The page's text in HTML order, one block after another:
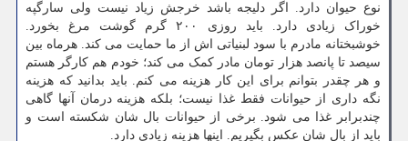
نوع حیوان دارد. اگر دلیجه باشد خرجش زیاد نیست ولی سارگپه
خوراک زیادی دارد. باید روزی ۲۰۰ گرم گوشت مرغ بخورد.
خوشبختانه مادرم با سود لبنیاتی اش از ما حمایت می کند. هرماه بین
سیصد تا پانصد هزار تومان مادر کمک می کند؛ خودم هم کارگر هستم
و هر چقدر بتوانم برای این کار هزینه می کنم. باید بدانید که هزینه
نگه داری از حیوانات فقط غذا نیست؛ بلکه هزینه درمان آنها گاهی
چندبرابر غذا می شود. برخی از حیوانات بال شان شکسته است و
باید از بال شان عکس بگیریم. اینها هزینه زیادی دارد.